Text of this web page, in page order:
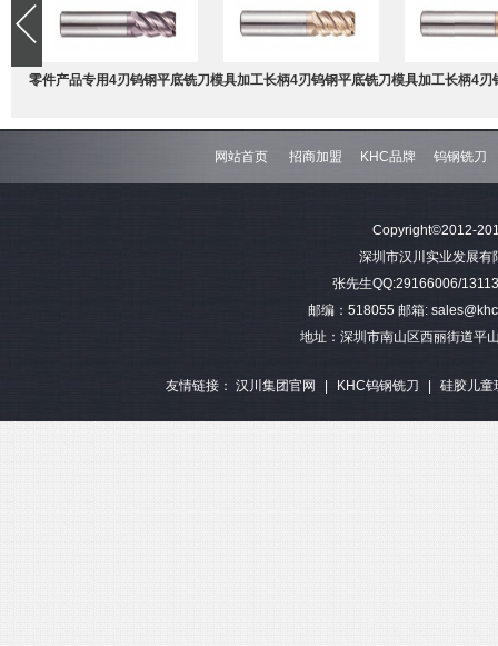
零件产品专用4刃钨钢平底铣刀模具加工长柄4刃钨钢平底铣刀模具加工长柄4刃
钢平底
网站首页 招商加盟 KHC品牌 钨钢铣刀
Copyright©2012-
深圳市汉川实业发展
张先生QQ:29166006/
邮编：518055 邮箱:
地址：深圳市南山区西丽街道平
友情链接： 汉川集团官网 | KHC钨钢铣刀 | 硅胶儿童